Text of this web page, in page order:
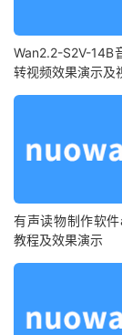
Wan2.2-S2V-14B
转视频效果演示及
有声读物制作软
教程及效果演示